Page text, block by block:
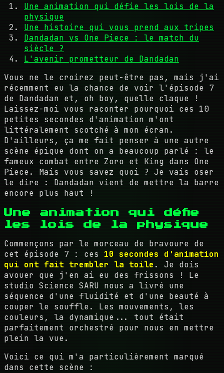
Une animation qui défie les lois de la
physique
Une histoire qui vous prend aux tripes
Dandadan vs One Piece : le match du
siècle ?
L'avenir prometteur de Dandadan
Vous ne le croirez peut-être pas, mais j'ai
récemment eu la chance de voir l'épisode 7
de Dandadan et, oh boy, quelle claque !
Laissez-moi vous raconter pourquoi ces 10
petites secondes d'animation m'ont
littéralement scotché à mon écran.
D'ailleurs, ça me fait penser à une autre
scène épique dont on a beaucoup parlé : le
fameux combat entre Zoro et King dans One
Piece. Mais vous savez quoi ? Je vais oser
le dire : Dandadan vient de mettre la barre
encore plus haut !
Une animation qui défie
les lois de la physique
Commençons par le morceau de bravoure de
cet épisode 7 : ces 10 secondes d'animation
qui ont fait trembler la toile . Je dois
avouer que j'en ai eu des frissons ! Le
studio Science SARU nous a livré une
séquence d'une fluidité et d'une beauté à
couper le souffle. Les mouvements, les
couleurs, la dynamique... tout était
parfaitement orchestré pour nous en mettre
plein la vue.
Voici ce qui m'a particulièrement marqué
dans cette scène :